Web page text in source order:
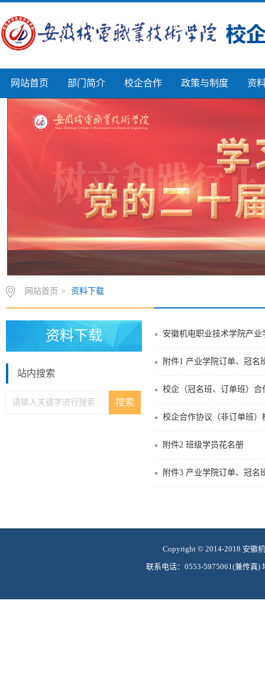
网站首页 部门简介 校企合作 政策与制度 资
网站首页 > 资料下载
资料下载
站内搜索
安徽机电职业技术学院产
附件1 产业学院订单、冠名
校企（冠名班、订单班）合
校企合作协议（非订单班）
附件2 班级学员花名册
附件3 产业学院订单、冠名
Copyright © 2014-2018 安徽
联系电话：0553-5975061(兼传真